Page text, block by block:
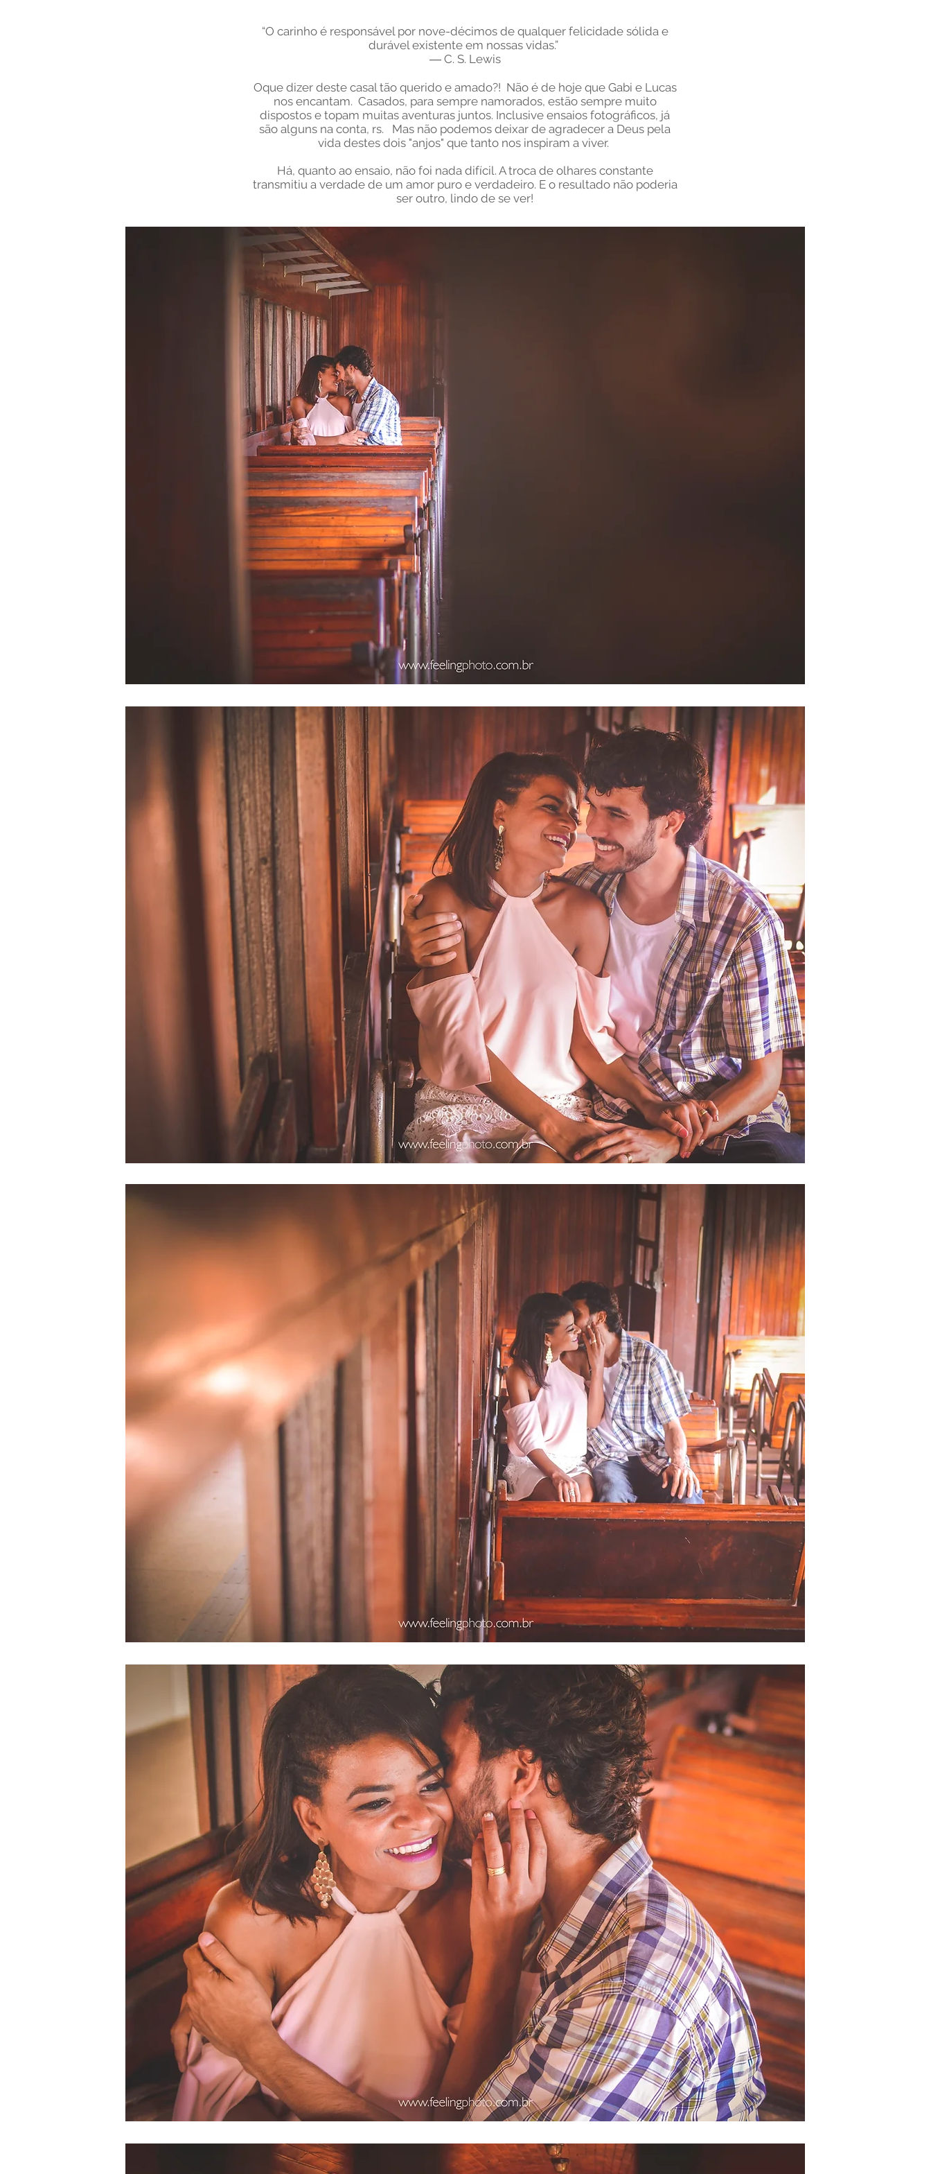
“O carinho é responsável por nove-décimos de qualquer felicidade sólida e
durável existente em nossas vidas.”
― C. S. Lewis
Oque dizer deste casal tão querido e amado?! Não é de hoje que Gabi e Lucas
nos encantam. Casados, para sempre namorados, estão sempre muito
dispostos e topam muitas aventuras juntos. Inclusive ensaios fotográficos, já
são alguns na conta, rs. Mas não podemos deixar de agradecer a Deus pela
vida destes dois "anjos" que tanto nos inspiram a viver.
Há, quanto ao ensaio, não foi nada difícil. A troca de olhares constante
transmitiu a verdade de um amor puro e verdadeiro. E o resultado não poderia
ser outro, lindo de se ver!